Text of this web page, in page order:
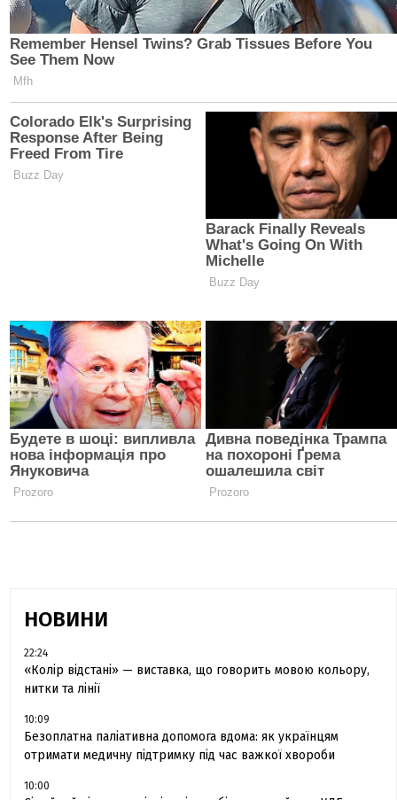
НОВИНИ
22:24
«Колір відстані» — виставка, що говорить мовою кольору,
нитки та лінії
10:09
Безоплатна паліативна допомога вдома: як українцям
отримати медичну підтримку під час важкої хвороби
10:00